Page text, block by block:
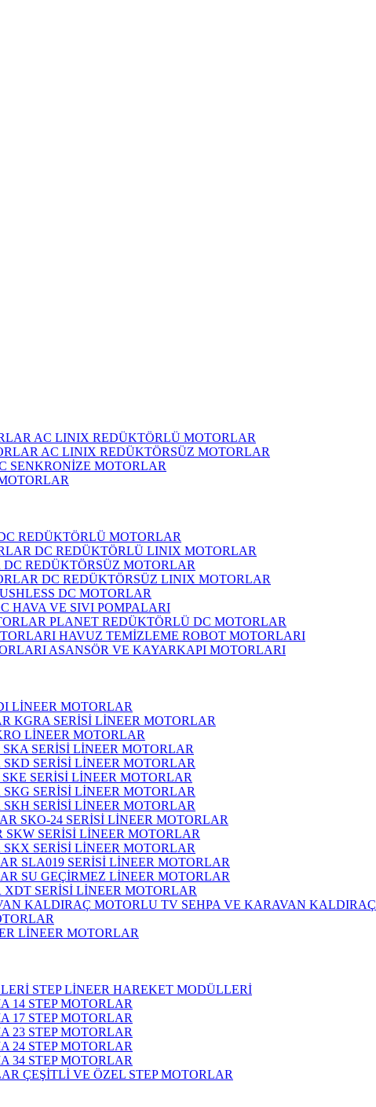
AC LINIX REDÜKTÖRLÜ MOTORLAR
AC LINIX REDÜKTÖRSÜZ MOTORLAR
SENKRONİZE MOTORLAR
REDÜKTÖRLÜ MOTORLAR
DC REDÜKTÖRLÜ LINIX MOTORLAR
DC REDÜKTÖRSÜZ MOTORLAR
DC REDÜKTÖRSÜZ LINIX MOTORLAR
DC MOTORLAR
HAVA VE SIVI POMPALARI
PLANET REDÜKTÖRLÜ DC MOTORLAR
HAVUZ TEMİZLEME ROBOT MOTORLARI
ASANSÖR VE KAYARKAPI MOTORLARI
LİNEER MOTORLAR
KGRA SERİSİ LİNEER MOTORLAR
LİNEER MOTORLAR
SKA SERİSİ LİNEER MOTORLAR
SKD SERİSİ LİNEER MOTORLAR
SKE SERİSİ LİNEER MOTORLAR
SKG SERİSİ LİNEER MOTORLAR
SKH SERİSİ LİNEER MOTORLAR
SKO-24 SERİSİ LİNEER MOTORLAR
SKW SERİSİ LİNEER MOTORLAR
SKX SERİSİ LİNEER MOTORLAR
SLA019 SERİSİ LİNEER MOTORLAR
SU GEÇİRMEZ LİNEER MOTORLAR
XDT SERİSİ LİNEER MOTORLAR
MOTORLU TV SEHPA VE KARAVAN KALDIRAÇ
LİNEER MOTORLAR
STEP LİNEER HAREKET MODÜLLERİ
14 STEP MOTORLAR
17 STEP MOTORLAR
23 STEP MOTORLAR
24 STEP MOTORLAR
34 STEP MOTORLAR
ÇEŞİTLİ VE ÖZEL STEP MOTORLAR